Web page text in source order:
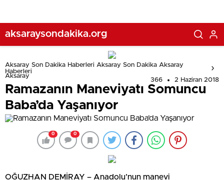
aksaraysondakika.org
Aksaray Son Dakika Haberleri Aksaray Son Dakika Aksaray
Haberleri
Aksaray
366 2 Haziran 2018
Ramazanın Maneviyatı Somuncu
Baba’da Yaşanıyor
0 0
OĞUZHAN DEMİRAY – Anadolu’nun manevi